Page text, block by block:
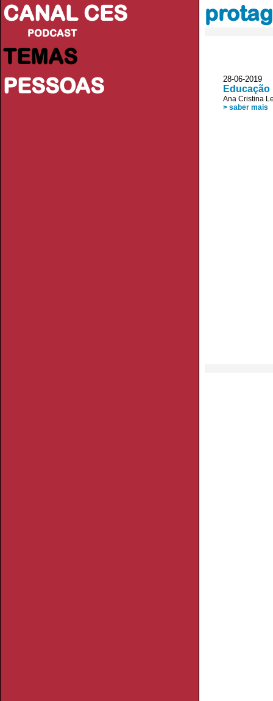
CANAL CES
PODCAST
TEMAS
PESSOAS
28-06-
Ana Cristina
> saber mais